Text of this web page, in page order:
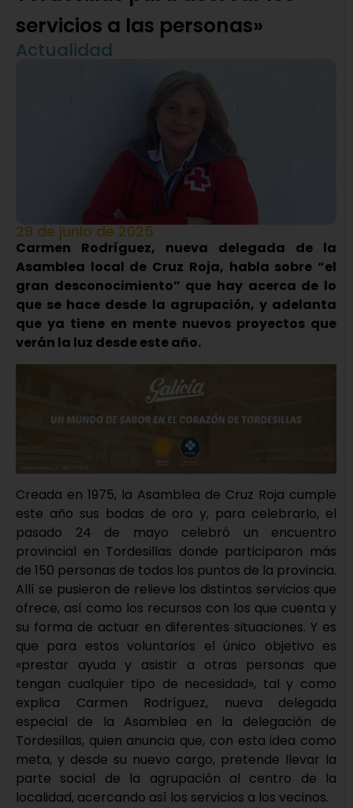
servicios a las personas»
Actualidad
29 de junio de 2025
Carmen Rodríguez, nueva delegada de la
Asamblea local de Cruz Roja, habla sobre “el
gran desconocimiento” que hay acerca de lo
que se hace desde la agrupación, y adelanta
que ya tiene en mente nuevos proyectos que
verán la luz desde este año.
Creada en 1975, la Asamblea de Cruz Roja cumple
este año sus bodas de oro y, para celebrarlo, el
pasado 24 de mayo celebró un encuentro
provincial en Tordesillas donde participaron más
de 150 personas de todos los puntos de la provincia.
Allí se pusieron de relieve los distintos servicios que
ofrece, así como los recursos con los que cuenta y
su forma de actuar en diferentes situaciones. Y es
que para estos voluntarios el único objetivo es
«prestar ayuda y asistir a otras personas que
tengan cualquier tipo de necesidad», tal y como
explica Carmen Rodríguez, nueva delegada
especial de la Asamblea en la delegación de
Tordesillas, quien anuncia que, con esta idea como
meta, y desde su nuevo cargo, pretende llevar la
parte social de la agrupación al centro de la
localidad, acercando así los servicios a los vecinos.